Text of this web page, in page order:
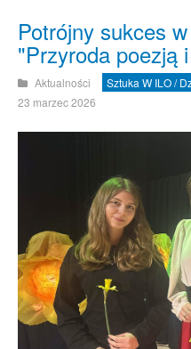
Potrójny sukces
"Przyroda poezją
Aktualności
Sztuka W ILO /
23 marzec 2026